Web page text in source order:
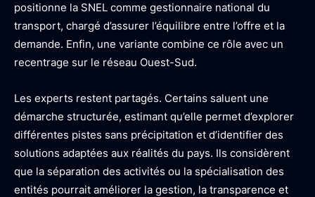
positionne la SNEL comme gestionnaire national du
transport, chargé d’assurer l’équilibre entre l’offre et la
demande. Enfin, une variante combine ce rôle avec un
recentrage sur le réseau Ouest-Sud.
Les experts restent partagés. Certains saluent une
démarche structurée, estimant qu’elle permet d’explorer
différentes pistes sans précipitation et d’identifier des
solutions adaptées aux réalités du pays. Ils considèrent
que la séparation des activités ou la spécialisation des
entités pourrait améliorer la gestion, la transparence et